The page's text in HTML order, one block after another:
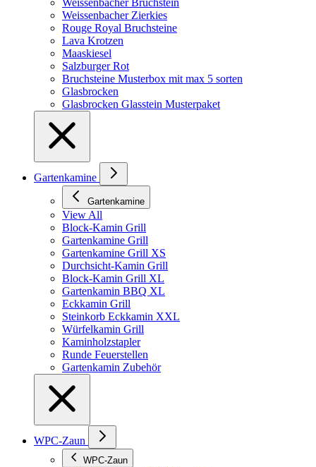
Weissenbacher Bruchstein
Weissenbacher Zierkies
Rouge Royal Bruchsteine
Lava Krotzen
Maaskiesel
Salzburger Rot
Bruchsteine Musterbox mit max 5 sorten
Glasbrocken
Glasbrocken Glasstein Musterpaket
Gartenkamine
Gartenkamine
View All
Block-Kamin Grill
Gartenkamine Grill
Gartenkamine Grill XS
Durchsicht-Kamin Grill
Block-Kamin Grill XL
Gartenkamin BBQ XL
Eckkamin Grill
Steinkorb Eckkamin XXL
Würfelkamin Grill
Kaminholzstapler
Runde Feuerstellen
Gartenkamin Zubehör
WPC-Zaun
WPC-Zaun